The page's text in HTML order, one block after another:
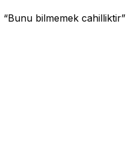
bilmemek cahilliktir”